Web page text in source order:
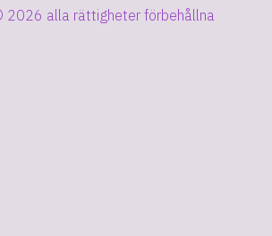
2026 alla rättigheter förbehållna